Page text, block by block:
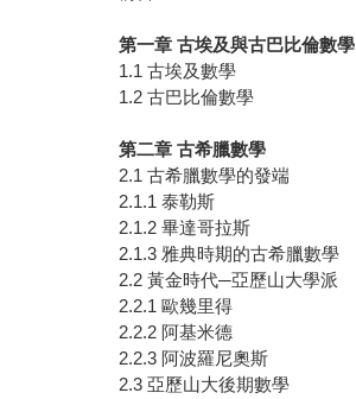
第一章 古埃及與古巴比倫數學
1.1 古埃及數學
1.2 古巴比倫數學
第二章 古希臘數學
2.1 古希臘數學的發端
2.1.1 泰勒斯
2.1.2 畢達哥拉斯
2.1.3 雅典時期的古希臘數學
2.2 黃金時代─亞歷山大學派
2.2.1 歐幾里得
2.2.2 阿基米德
2.2.3 阿波羅尼奧斯
2.3 亞歷山大後期數學